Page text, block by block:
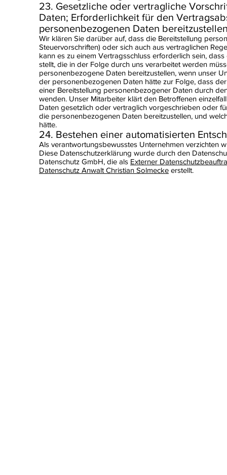
23. Gesetzliche oder vertragliche
Daten; Erforderlichkeit für den
personenbezogenen Daten
Wir klären Sie darüber auf, dass die Bereitstellung
Steuervorschriften) oder sich auch aus vertraglichen
kann es zu einem Vertragsschluss erforderlich sein,
stellt, die in der Folge durch uns verarbeitet werden
personenbezogene Daten bereitzustellen, wenn unser
der personenbezogenen Daten hätte zur Folge, dass
einer Bereitstellung personenbezogener Daten durch
wenden. Unser Mitarbeiter klärt den Betroffenen
Daten gesetzlich oder vertraglich vorgeschrieben oder
die personenbezogenen Daten bereitzustellen, und
hätte.
24. Bestehen einer automatisierten
Als verantwortungsbewusstes Unternehmen verzichten
Diese Datenschutzerklärung wurde durch den
Datenschutz GmbH, die als Externer
Datenschutz Anwalt Christian Solmecke erstellt.